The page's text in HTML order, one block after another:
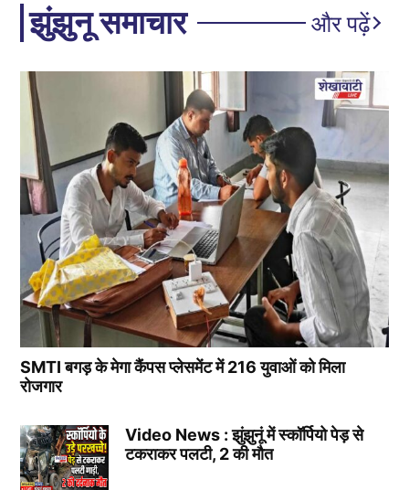
झुंझुनू समाचार और पढ़ें
SMTI बगड़ के मेगा कैंपस प्लेसमेंट में 216 युवाओं को मिला
रोजगार
Video News : झुंझुनूं में स्कॉर्पियो पेड़ से
टकराकर पलटी, 2 की मौत